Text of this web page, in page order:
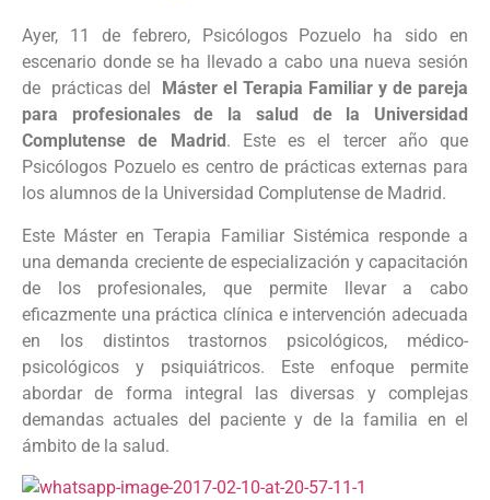
Ayer, 11 de febrero, Psicólogos Pozuelo ha sido en
escenario donde se ha llevado a cabo una nueva sesión
de prácticas del
Máster el Terapia Familiar y de pareja
para profesionales de la salud de la Universidad
Complutense de Madrid . Este es el tercer año que
Psicólogos Pozuelo es centro de prácticas externas para
los alumnos de la Universidad Complutense de Madrid.
Este Máster en Terapia Familiar Sistémica responde a
una demanda creciente de especialización y capacitación
de los profesionales, que permite llevar a cabo
eficazmente una práctica clínica e intervención adecuada
en los distintos trastornos psicológicos, médico-
psicológicos y psiquiátricos. Este enfoque permite
abordar de forma integral las diversas y complejas
demandas actuales del paciente y de la familia en el
ámbito de la salud.